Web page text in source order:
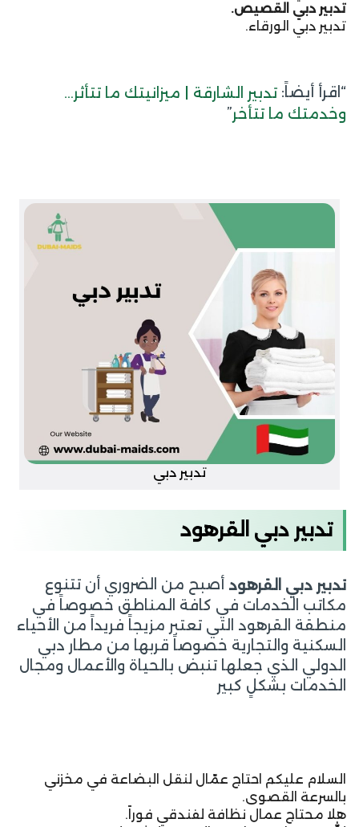
تدبير دبي القصيص.
تدبير دبي الورقاء.
“اقرأ أيضاً: تدبير الشارقة | ميزانيتك ما تتأثر…
وخدمتك ما تتأخر”
تدبير دبي
تدبير دبي القرهود
تدبير دبي القرهود أصبح من الضروري أن تتنوع
مكاتب الخدمات في كافة المناطق خصوصاً في
منطقة القرهود التي تعتبر مزيجاً فريداً من الأحياء
السكنية والتجارية خصوصاً قربها من مطار دبي
الدولي الذي جعلها تنبض بالحياة والأعمال ومجال
الخدمات بشكلٍ كبير
السلام عليكم احتاج عمّال لنقل البضاعة في مخزني
بالسرعة القصوى.
هلا محتاج عمال نظافة لفندقي فوراً.